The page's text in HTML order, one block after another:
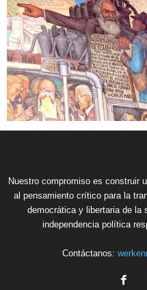
Nuestro compromiso es construir
al pensamiento crítico para la
democrática y libertaria de la
independencia política
Contáctanos: